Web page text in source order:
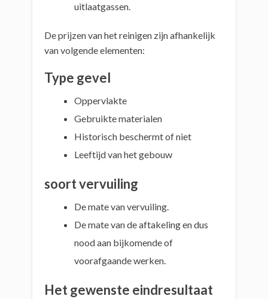
uitlaatgassen.
De prijzen van het reinigen zijn afhankelijk
van volgende elementen:
Type gevel
Oppervlakte
Gebruikte materialen
Historisch beschermt of niet
Leeftijd van het gebouw
soort vervuiling
De mate van vervuiling.
De mate van de aftakeling en dus
nood aan bijkomende of
voorafgaande werken.
Het gewenste eindresultaat